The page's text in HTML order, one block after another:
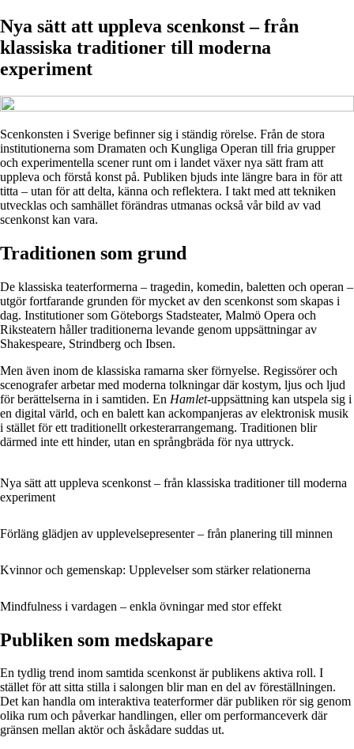
Nya sätt att uppleva scenkonst – från
klassiska traditioner till moderna
experiment
Scenkonsten i Sverige befinner sig i ständig rörelse. Från de stora
institutionerna som Dramaten och Kungliga Operan till fria grupper
och experimentella scener runt om i landet växer nya sätt fram att
uppleva och förstå konst på. Publiken bjuds inte längre bara in för att
titta – utan för att delta, känna och reflektera. I takt med att tekniken
utvecklas och samhället förändras utmanas också vår bild av vad
scenkonst kan vara.
Traditionen som grund
De klassiska teaterformerna – tragedin, komedin, baletten och operan –
utgör fortfarande grunden för mycket av den scenkonst som skapas i
dag. Institutioner som Göteborgs Stadsteater, Malmö Opera och
Riksteatern håller traditionerna levande genom uppsättningar av
Shakespeare, Strindberg och Ibsen.
Men även inom de klassiska ramarna sker förnyelse. Regissörer och
scenografer arbetar med moderna tolkningar där kostym, ljus och ljud
för berättelserna in i samtiden. En Hamlet-uppsättning kan utspela sig i
en digital värld, och en balett kan ackompanjeras av elektronisk musik
i stället för ett traditionellt orkesterarrangemang. Traditionen blir
därmed inte ett hinder, utan en språngbräda för nya uttryck.
Nya sätt att uppleva scenkonst – från klassiska traditioner till moderna
experiment
Förläng glädjen av upplevelsepresenter – från planering till minnen
Kvinnor och gemenskap: Upplevelser som stärker relationerna
Mindfulness i vardagen – enkla övningar med stor effekt
Publiken som medskapare
En tydlig trend inom samtida scenkonst är publikens aktiva roll. I
stället för att sitta stilla i salongen blir man en del av föreställningen.
Det kan handla om interaktiva teaterformer där publiken rör sig genom
olika rum och påverkar handlingen, eller om performanceverk där
gränsen mellan aktör och åskådare suddas ut.